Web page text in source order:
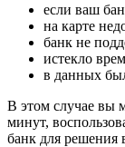
если ваш
на карте
банк не
истекло
в данных
В этом случае вы
минут,
банк для решения